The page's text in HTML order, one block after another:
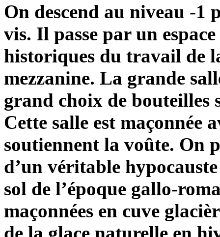
On descend au niveau -1
vis. Il passe par un
historiques du travail de
mezzanine. La grande
grand choix de bouteilles
Cette salle est maçonnée
soutiennent la voûte. On
d’un véritable
sol de l’époque gallo-
maçonnées en cuve
de la glace naturelle en